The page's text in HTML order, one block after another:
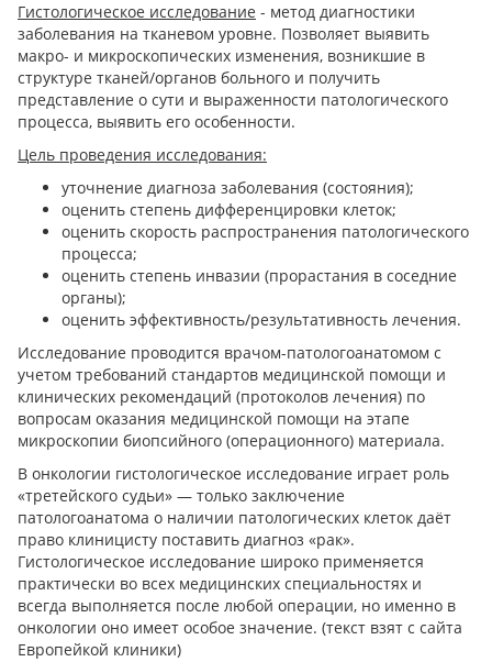
Гистологическое исследование - метод диагностики
заболевания на тканевом уровне. Позволяет выявить
макро- и микроскопических изменения, возникшие в
структуре тканей/органов больного и получить
представление о сути и выраженности патологического
процесса, выявить его особенности.
Цель проведения исследования:
уточнение диагноза заболевания (состояния);
оценить степень дифференцировки клеток;
оценить скорость распространения патологического
процесса;
оценить степень инвазии (прорастания в соседние
органы);
оценить эффективность/результативность лечения.
Исследование проводится врачом-патологоанатомом с
учетом требований стандартов медицинской помощи и
клинических рекомендаций (протоколов лечения) по
вопросам оказания медицинской помощи на этапе
микроскопии биопсийного (операционного) материала.
В онкологии гистологическое исследование играет роль
«третейского судьи» — только заключение
патологоанатома о наличии патологических клеток даёт
право клиницисту поставить диагноз «рак».
Гистологическое исследование широко применяется
практически во всех медицинских специальностях и
всегда выполняется после любой операции, но именно в
онкологии оно имеет особое значение. (текст взят с сайта
Европейкой клиники)